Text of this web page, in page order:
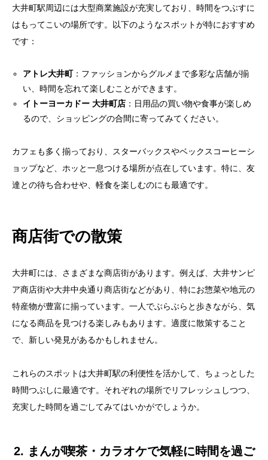
大井町駅周辺には大型商業施設が充実しており、時間をつぶすに
はもってこいの場所です。以下のようなスポットが特におすすめ
です：
アトレ大井町：ファッションからグルメまで多彩な店舗が揃
い、時間を忘れて楽しむことができます。
イトーヨーカドー 大井町店 ：日用品の買い物や食事が楽しめ
るので、ショッピングの合間に寄ってみてください。
カフェも多く揃っており、スターバックスやベックスコーヒーシ
ョップなど、ホッと一息つける場所が点在しています。特に、友
達との待ち合わせや、軽食を楽しむのにも最適です。
商店街での散策
大井町には、さまざまな商店街があります。例えば、大井サンピ
ア商店街や大井中央通り商店街などがあり、特にお惣菜や地元の
特産物が豊富に揃っています。一人でぶらぶらと歩きながら、気
になる商品を見つける楽しみもあります。適度に散策すること
で、新しい発見があるかもしれません。
これらのスポットは大井町駅の利便性を活かして、ちょっとした
時間つぶしに最適です。それぞれの場所でリフレッシュしつつ、
充実した時間を過ごしてみてはいかがでしょうか。
2. まんが喫茶・カラオケで気軽に時間を過ご